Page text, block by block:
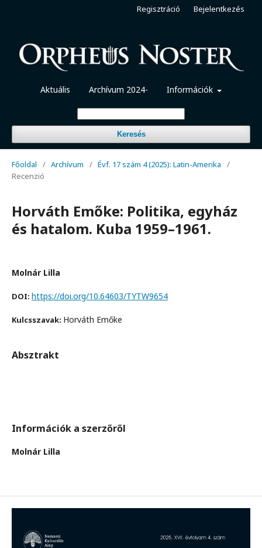
Aktuális Archívum 2024- Információk
Keresés
Regisztráció Bejelentkezés
Főoldal / Archívum / Évf. 17 szám 4 (2025): Latin-Amerika
/
Recenzió
Horváth Emőke: Politika, egyház
és hatalom. Kuba 1959–1961.
Molnár Lilla
DOI: https://doi.org/10.64603/TYTW9654
Kulcsszavak: Horváth Emőke
Absztrakt
Információk a szerzőről
Molnár Lilla